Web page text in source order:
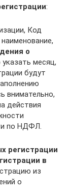
:
Код
о
месяц,
будут
внимательно,
действия
по НДФЛ.
регистрации
в
из
о